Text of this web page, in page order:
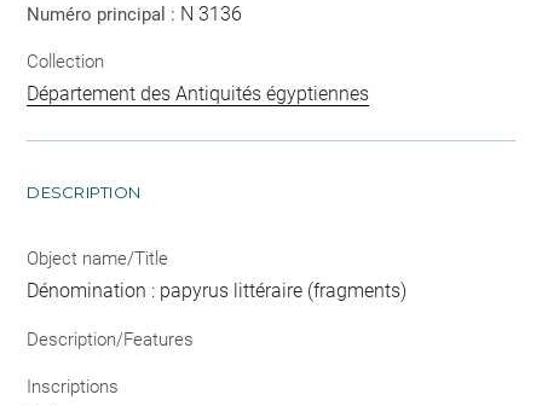
Numéro principal : N 3136
Collection
Département des Antiquités égyptiennes
DESCRIPTION
Object name/Title
Dénomination : papyrus littéraire (fragments)
Description/Features
Inscriptions